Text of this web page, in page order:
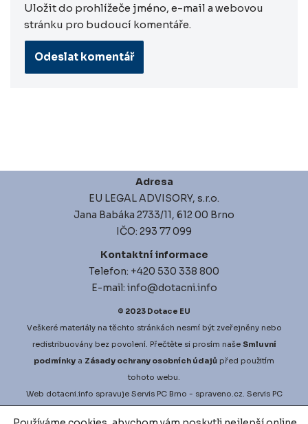
Uložit do prohlížeče jméno, e-mail a webovou
stránku pro budoucí komentáře.
Adresa
EU LEGAL ADVISORY, s.r.o.
Jana Babáka 2733/11, 612 00 Brno
IČO: 293 77 099
Kontaktní informace
Telefon: +420 530 338 800
E-mail: info@dotacni.info
© 2023 Dotace EU
Veškeré materiály na těchto stránkách nesmí být zveřejněny nebo
redistribuovány bez povolení. Přečtěte si prosím naše Smluvní
podmínky a Zásady ochrany osobních údajů před použitím
tohoto webu.
Web dotacni.info spravuje Servis PC Brno - spraveno.cz. Servis PC